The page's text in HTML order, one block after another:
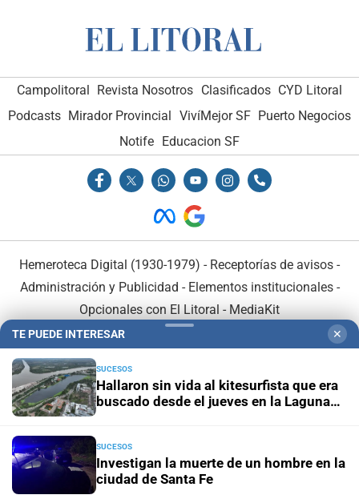
Campolitoral Revista Nosotros Clasificados CYD Litoral
Podcasts Mirador Provincial VivíMejor SF Puerto Negocios
Notife Educacion SF
Hemeroteca Digital (1930-1979) - Receptorías de avisos -
Administración y Publicidad - Elementos institucionales-
Opcionales con El Litoral - MediaKit
En Asociación con:
TE PUEDE INTERESAR ✕
SUCESOS
Hallaron sin vida al kitesurfista que era
buscado desde el jueves en la Laguna
SUCESOS
Investigan la muerte de un hombre en la
ciudad de Santa Fe